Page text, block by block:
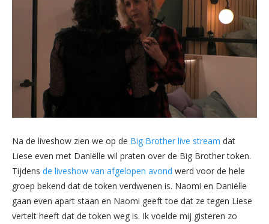
Na de liveshow zien we op de Big Brother live stream dat
Liese even met Daniëlle wil praten over de Big Brother token.
Tijdens de liveshow van afgelopen avond werd voor de hele
groep bekend dat de token verdwenen is. Naomi en Daniëlle
gaan even apart staan en Naomi geeft toe dat ze tegen Liese
vertelt heeft dat de token weg is. Ik voelde mij gisteren zo